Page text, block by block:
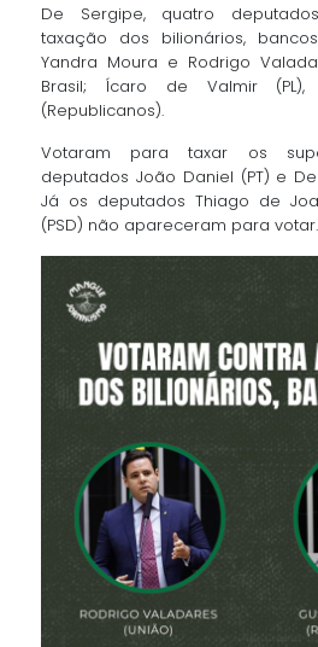
De Sergipe, quatro
taxação dos bilionários,
Yandra Moura e Rodrigo
Brasil; Ícaro de Valmir
(Republicanos).
Votaram para taxar os
deputados João Daniel (PT) e
Já os deputados Thiago de
(PSD) não apareceram para votar.